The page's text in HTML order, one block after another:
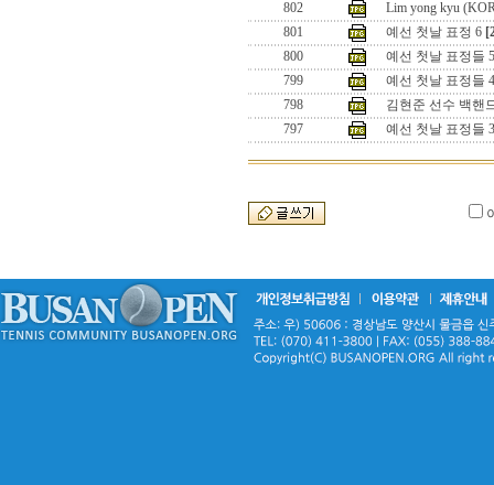
802
Lim yong kyu
801
예선 첫날 표정 6
800
예선 첫날 표정들 5
799
예선 첫날 표정들 4
798
김현준 선수 백핸
797
예선 첫날 표정들 3